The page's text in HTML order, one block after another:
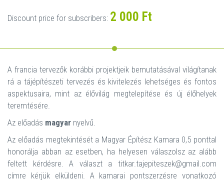
Discount price for subscribers: 2 000 Ft
A francia tervezők korábbi projektjeik bemutatásával világítanak
rá a tájépítészeti tervezés és kivitelezés lehetséges és fontos
aspektusaira, mint az élővilág megtelepítése és új élőhelyek
teremtésére.
Az előadás magyar nyelvű.
Az előadás megtekintését a Magyar Építész Kamara 0,5 ponttal
honorálja abban az esetben, ha helyesen válaszolsz az alább
feltett kérdésre. A választ a titkar.tajepiteszek@gmail.com
címre kérjük elküldeni. A kamarai pontszerzésre vonatkozó